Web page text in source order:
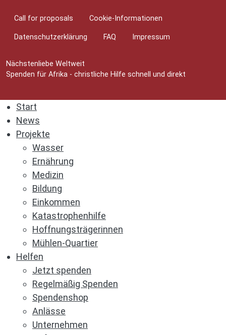
Nächstenliebe Weltweit
Spenden für Afrika - christliche Hilfe schnell und direkt
Fußzeilenmenü
Call for proposals Cookie-Informationen
Datenschutzerklärung FAQ Impressum
Start
News
Projekte
Wasser
Ernährung
Medizin
Bildung
Einkommen
Katastrophenhilfe
Hoffnungsträgerinnen
Mühlen-Quartier
Helfen
Jetzt spenden
Regelmäßig Spenden
Spendenshop
Anlässe
Unternehmen